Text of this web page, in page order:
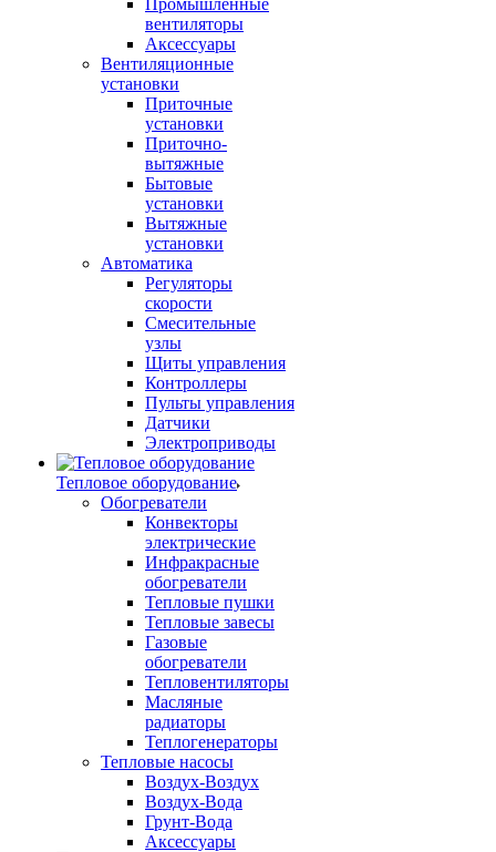
Промышленные
вентиляторы
Аксессуары
Вентиляционные
установки
Приточные
установки
Приточно-
вытяжные
Бытовые
установки
Вытяжные
установки
Автоматика
Регуляторы
скорости
Смесительные
узлы
Щиты управления
Контроллеры
Пульты управления
Датчики
Электроприводы
Тепловое оборудование
Обогреватели
Конвекторы
электрические
Инфракрасные
обогреватели
Тепловые пушки
Тепловые завесы
Газовые
обогреватели
Тепловентиляторы
Масляные
радиаторы
Теплогенераторы
Тепловые насосы
Воздух-Воздух
Воздух-Вода
Грунт-Вода
Аксессуары